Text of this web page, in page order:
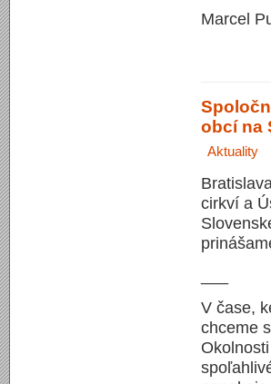
Marcel
obcí na
Aktuality
cirkví a
V čase,
chceme